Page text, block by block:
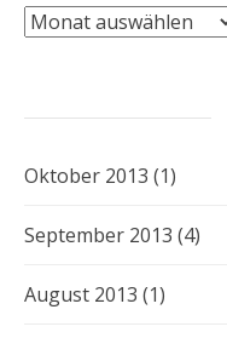
Rezepte
Oktober 2013 (1)
September 2013 (4)
August 2013 (1)